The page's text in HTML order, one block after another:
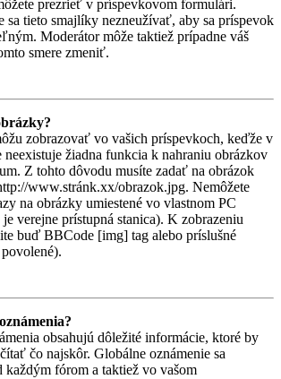
prezrieť v príspevkovom formulári.
sa tieto smajlíky nezneužívať, aby sa príspevok
Moderátor môže taktiež prípadne váš
smere zmeniť.
zobrazovať vo vašich príspevkoch, keďže v
neexistuje žiadna funkcia k nahraniu obrázkov
Z tohto dôvodu musíte zadať na obrázok
www.stránk.xx/obrazok.jpg. Nemôžete
na obrázky umiestené vo vlastnom PC
verejne prístupná stanica). K zobrazeniu
buď BBCode [img] tag alebo príslušné
obsahujú dôležité informácie, ktoré by
čo najskôr. Globálne oznámenie sa
každým fórom a taktiež vo vašom